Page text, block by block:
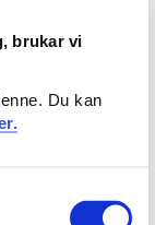
brukar vi
Du kan